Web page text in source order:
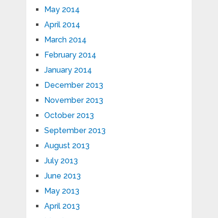
May 2014
April 2014
March 2014
February 2014
January 2014
December 2013
November 2013
October 2013
September 2013
August 2013
July 2013
June 2013
May 2013
April 2013